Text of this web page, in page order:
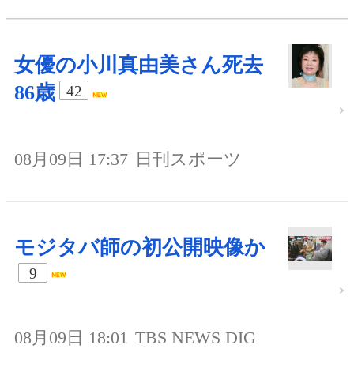
女優の小川真由美さん死去
86歳
42
08月09日 17:37 日刊スポーツ
モジタバ師の初公開映像か
9
08月09日 18:01 TBS NEWS DIG